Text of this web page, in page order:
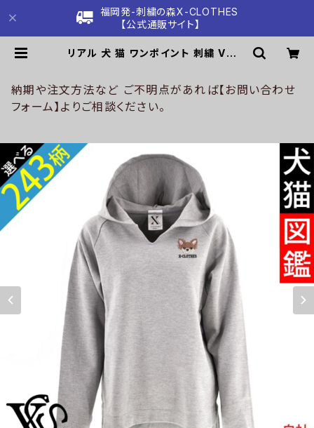
福岡発-刺繍の森X-CLOTHES
【公式通販サイト】
リアル 犬 猫 ワンポイント 刺繍 Vネッ
ズ 自社ブランド 柄 柴犬 チワワ シー
ズー シュナウザー パグ コーイケルホ
ンディエ ビションフリーゼ クリスマス
納期や注文方法など ご不明点があれば【お問い合わせ
フォーム】よりご相談ください。